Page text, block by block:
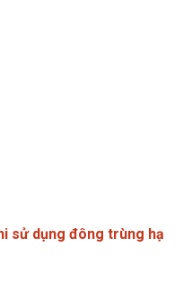
sử dụng đông trùng hạ